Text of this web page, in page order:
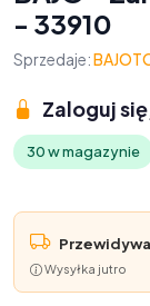
- 33910
Sprzedaje:
Zaloguj
30 w magazynie
Wysyłka jutro